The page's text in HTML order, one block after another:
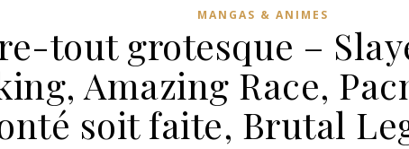
MANGAS & ANIMES
tout grotesque –
Amazing Race,
soit faite, Brutal